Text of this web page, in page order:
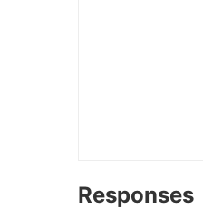
Responses